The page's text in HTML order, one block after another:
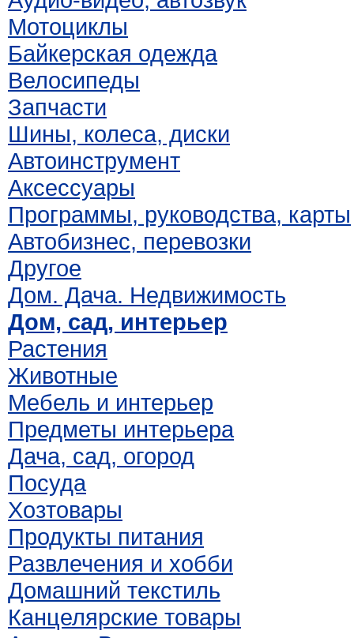
Мотоциклы
Байкерская одежда
Велосипеды
Запчасти
Шины, колеса, диски
Автоинструмент
Аксессуары
Программы, руководства, карты
Автобизнес, перевозки
Другое
Дом. Дача. Недвижимость
Дом, сад, интерьер
Растения
Животные
Мебель и интерьер
Предметы интерьера
Дача, сад, огород
Посуда
Хозтовары
Продукты питания
Развлечения и хобби
Домашний текстиль
Канцелярские товары